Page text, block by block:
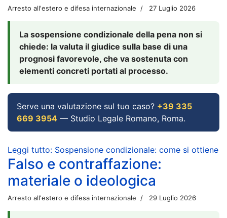
Arresto all'estero e difesa internazionale 27 Luglio 2026
La sospensione condizionale della pena non si
chiede: la valuta il giudice sulla base di una
prognosi favorevole, che va sostenuta con
elementi concreti portati al processo.
Serve una valutazione sul tuo caso? +39 335
669 3954 — Studio Legale Romano, Roma.
Leggi tutto: Sospensione condizionale: come si ottiene
Falso e contraffazione:
materiale o ideologica
Arresto all'estero e difesa internazionale 29 Luglio 2026